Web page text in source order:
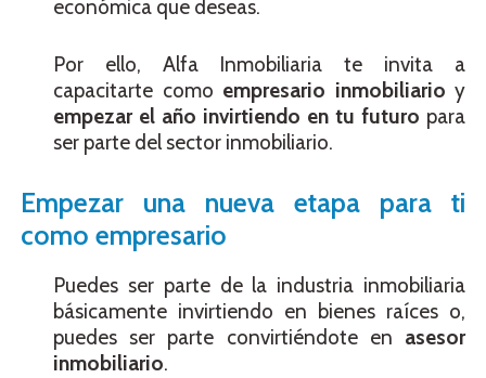
económica que deseas.
Por ello, Alfa Inmobiliaria te invita a
capacitarte como empresario inmobiliario y
empezar el año invirtiendo en tu futuro para
ser parte del sector inmobiliario.
Empezar una nueva etapa para ti
como empresario
Puedes ser parte de la industria inmobiliaria
básicamente invirtiendo en bienes raíces o,
puedes ser parte convirtiéndote en asesor
inmobiliario.